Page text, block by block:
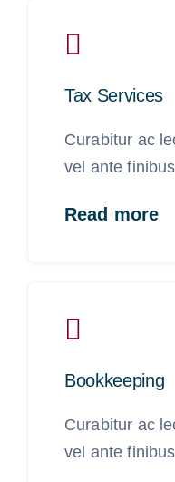
Tax Services
Curabitur ac
vel ante
Read more
Bookkeeping
Curabitur ac
vel ante